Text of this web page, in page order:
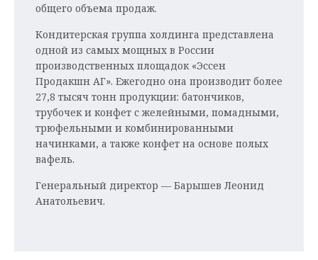
общего объема продаж.
Кондитерская группа холдинга представлена
одной из самых мощных в России
производственных площадок «Эссен
Продакшн АГ». Ежегодно она производит более
27,8 тысяч тонн продукции: батончиков,
трубочек и конфет с желейными, помадными,
трюфельными и комбинированными
начинками, а также конфет на основе полых
вафель.
Генеральный директор — Барышев Леонид
Анатольевич.